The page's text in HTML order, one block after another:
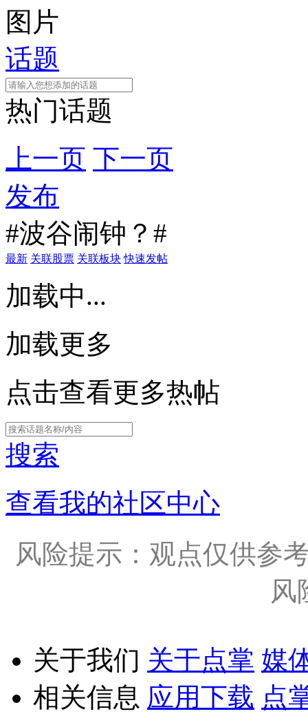
图片
话题
热门话题
上一页 下一页
发布
#波谷闹钟？#
最新 关联股票 关联板块 快速发帖
加载中...
加载更多
点击查看更多热帖
搜索
查看我的社区中心
风险提示：观点仅供参
风
关于我们 关于点掌 媒
相关信息 应用下载 点